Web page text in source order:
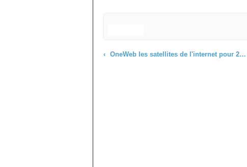
OneWeb les satellites de l'internet pour 2018 !